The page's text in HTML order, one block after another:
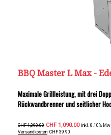
BBQ Master L Max -
Maximale Grillleistung, mit drei
Rückwandbrenner und seitlicher
CHF 1,390.00 CHF 1,090.00 inkl. 8.10%
Versandkosten: CHF 39.90